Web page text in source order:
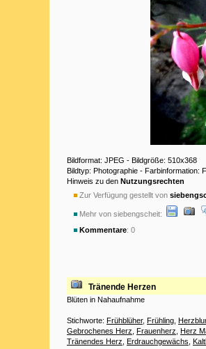
Bildformat: JPEG - Bildgröße: 510x368
Bildtyp: Photographie - Farbinformation:
Hinweis zu den Nutzungsrechten
Zur Verfügung gestellt von
Mehr von siebengscheit:
Kommentare: 0
Tränende Herzen
Blüten in Nahaufnahme
Stichworte: Frühblüher, Frühling
Gebrochenes Herz Frauenherz Herz
Tränendes Herz Erdrauchgewächs